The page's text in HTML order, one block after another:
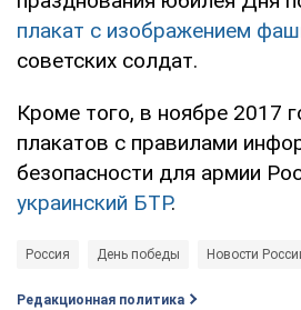
плакат с изображением
советских солдат.
Кроме того, в ноябре 2017
плакатов с правилами
безопасности для армии
украинский БТР.
Россия День победы Новости
Редакционная политика